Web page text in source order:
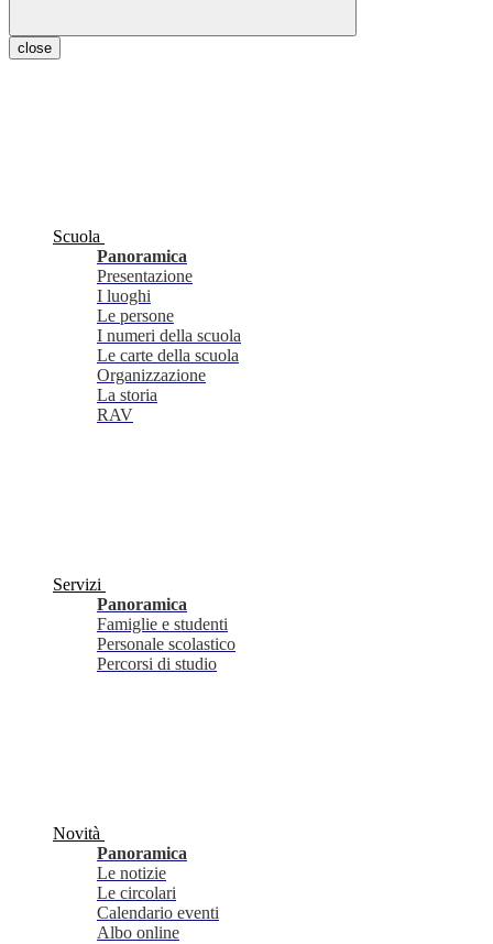
close
Scuola
Panoramica
Presentazione
I luoghi
Le persone
I numeri della scuola
Le carte della scuola
Organizzazione
La storia
RAV
Servizi
Panoramica
Famiglie e studenti
Personale scolastico
Percorsi di studio
Novità
Panoramica
Le notizie
Le circolari
Calendario eventi
Albo online